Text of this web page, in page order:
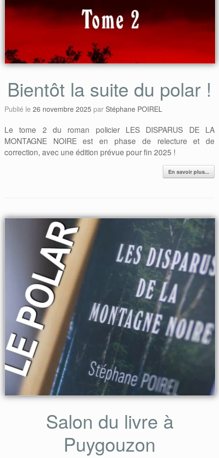
Bientôt la suite du polar !
Publié le 26 novembre 2025 par Stéphane POIREL
Le tome 2 du roman policier LES DISPARUS DE LA
MONTAGNE NOIRE est en phase de relecture et de
correction, avec une édition prévue pour fin 2025 !
En savoir plus...
Salon du livre à
Puygouzon